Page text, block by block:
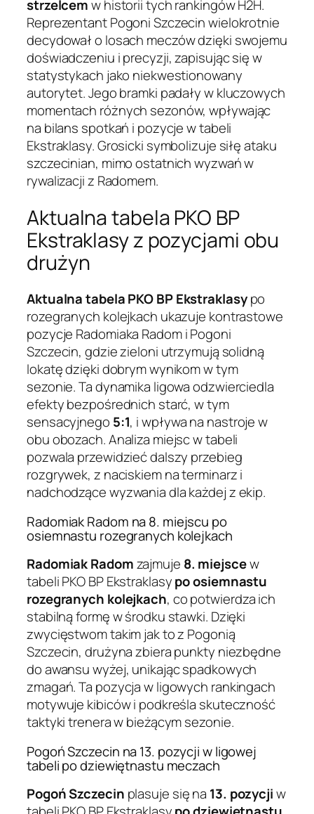
strzelcemw historii tych rankingów H2H.
Reprezentant Pogoni Szczecin wielokrotnie
decydował o losach meczów dzięki swojemu
doświadczeniu i precyzji, zapisując się w
statystykach jako niekwestionowany
autorytet. Jego bramki padały w kluczowych
momentach różnych sezonów, wpływając
na bilans spotkań i pozycje w tabeli
Ekstraklasy. Grosicki symbolizuje siłę ataku
szczecinian, mimo ostatnich wyzwań w
rywalizacji z Radomem.
Aktualna tabela PKO BP
Ekstraklasy z pozycjami obu
drużyn
Aktualna tabela PKO BP Ekstraklasypo
rozegranych kolejkach ukazuje kontrastowe
pozycje Radomiaka Radom i Pogoni
Szczecin, gdzie zieloni utrzymują solidną
lokatę dzięki dobrym wynikom w tym
sezonie. Ta dynamika ligowa odzwierciedla
efekty bezpośrednich starć, w tym
sensacyjnego 5:1, i wpływa na nastroje w
obu obozach. Analiza miejsc w tabeli
pozwala przewidzieć dalszy przebieg
rozgrywek, z naciskiem na terminarz i
nadchodzące wyzwania dla każdej z ekip.
Radomiak Radom na 8. miejscu po
osiemnastu rozegranych kolejkach
Radomiak Radomzajmuje 8. miejscew
tabeli PKO BP Ekstraklasypo osiemnastu
rozegranych kolejkach, co potwierdza ich
stabilną formę w środku stawki. Dzięki
zwycięstwom takim jak to z Pogonią
Szczecin, drużyna zbiera punkty niezbędne
do awansu wyżej, unikając spadkowych
zmagań. Ta pozycja w ligowych rankingach
motywuje kibiców i podkreśla skuteczność
taktyki trenera w bieżącym sezonie.
Pogoń Szczecin na 13. pozycji w ligowej
tabeli po dziewiętnastu meczach
Pogoń Szczecin plasuje się na 13. pozycjiw